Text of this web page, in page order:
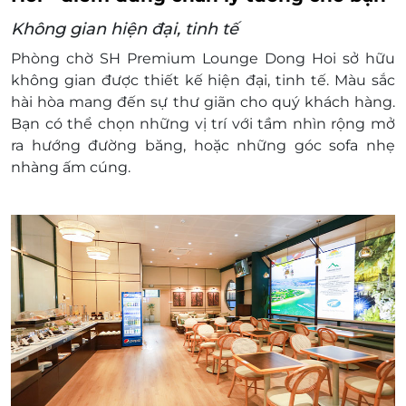
Giờ áp dụng: 07:15 - 20:00
Số lượng E-Voucher áp dụng:
01 voucher/khách/1 lượt sử dụng
Áp dụng nhiều voucher trên 1 hóa đơn
Dịch vụ bao gồm: Các dịch vụ theo tiêu chuẩn
tại phòng chờ
Dịch vụ không bao gồm: Chi phí cá nhân và các
chi phí phát sinh khác
Miễn phí tối đa cho 02 trẻ em dưới 5 tuổi đi
kèm cùng mỗi người lớn sử dụng dịch vụ
Phòng khách.
Trẻ em dưới 5 tuổi thứ ba trở đi và Trẻ em từ
5 tuổi đến 12 tuổi mức phí bằng 50% đơn giá
niêm yết/trẻ em.
Hành khách trên 12 tuổi được tính như quy
định đối với người lớn.
Các trường hợp người đi kèm, nếu không
Không gian hiện đại, tinh tế
Phòng chờ SH Premium Lounge Dong Hoi sở hữu
không gian được thiết kế hiện đại, tinh tế. Màu sắc
hài hòa mang đến sự thư giãn cho quý khách hàng.
Bạn có thể chọn những vị trí với tầm nhìn rộng mở
ra hướng đường băng, hoặc những góc sofa nhẹ
nhàng ấm cúng.